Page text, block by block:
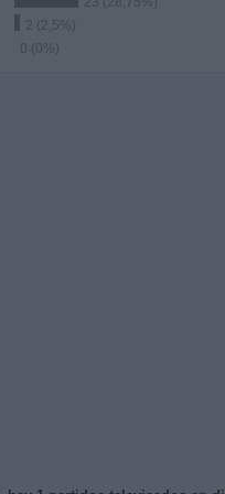
2 (2,5%)
0 (0%)